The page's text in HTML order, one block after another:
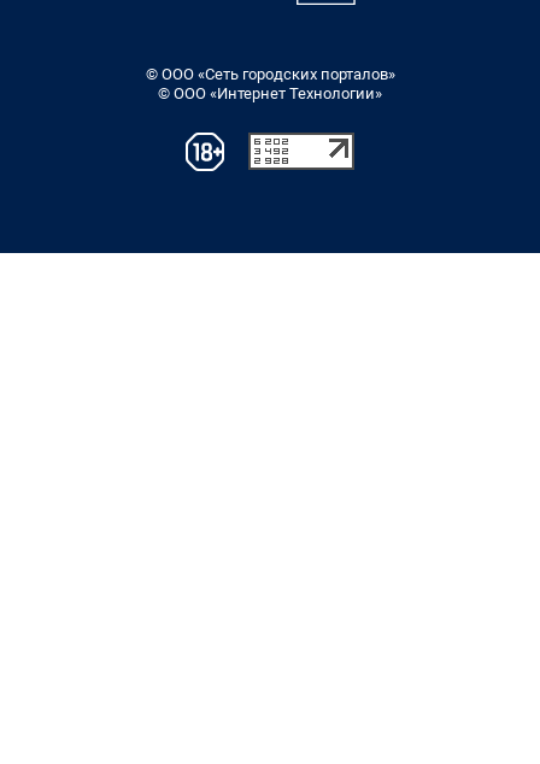
© ООО «Сеть городских порталов»
© ООО «Интернет Технологии»